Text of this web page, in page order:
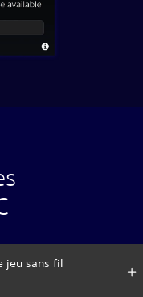
jeu sans fil